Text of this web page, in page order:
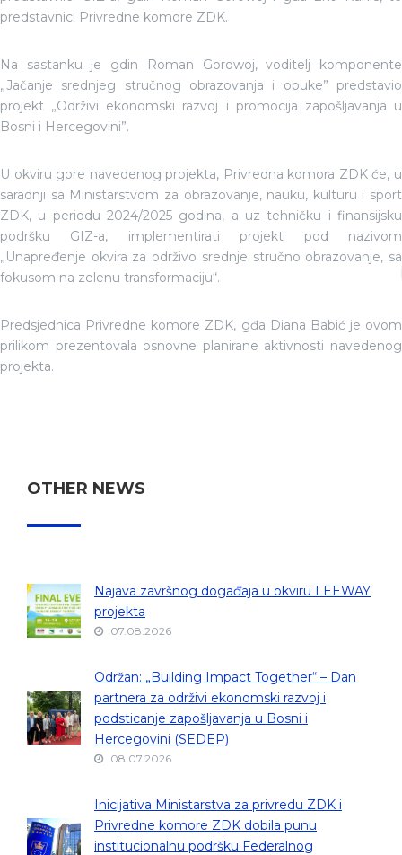
predstavnici Privredne komore ZDK.
Na sastanku je gdin Roman Gorowoj, voditelj komponente
„Jačanje srednjeg stručnog obrazovanja i obuke” predstavio
projekt „Održivi ekonomski razvoj i promocija zapošljavanja u
Bosni i Hercegovini”.
U okviru gore navedenog projekta, Privredna komora ZDK će, u
saradnji sa Ministarstvom za obrazovanje, nauku, kulturu i sport
ZDK, u periodu 2024/2025 godina, a uz tehničku i finansijsku
podršku GIZ-a, implementirati projekt pod nazivom
„Unapređenje okvira za održivo srednje stručno obrazovanje, sa
fokusom na zelenu transformaciju“.
Predsjednica Privredne komore ZDK, gđa Diana Babić je ovom
prilikom prezentovala osnovne planirane aktivnosti navedenog
projekta.
OTHER NEWS
Najava završnog događaja u okviru LEEWAY
projekta
07.08.2026
Održan: „Building Impact Together“ – Dan
partnera za održivi ekonomski razvoj i
podsticanje zapošljavanja u Bosni i
Hercegovini (SEDEP)
08.07.2026
Inicijativa Ministarstva za privredu ZDK i
Privredne komore ZDK dobila punu
institucionalnu podršku Federalnog